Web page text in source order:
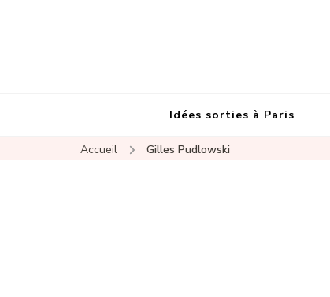
Idées sorties à Paris
Accueil Gilles Pudlowski